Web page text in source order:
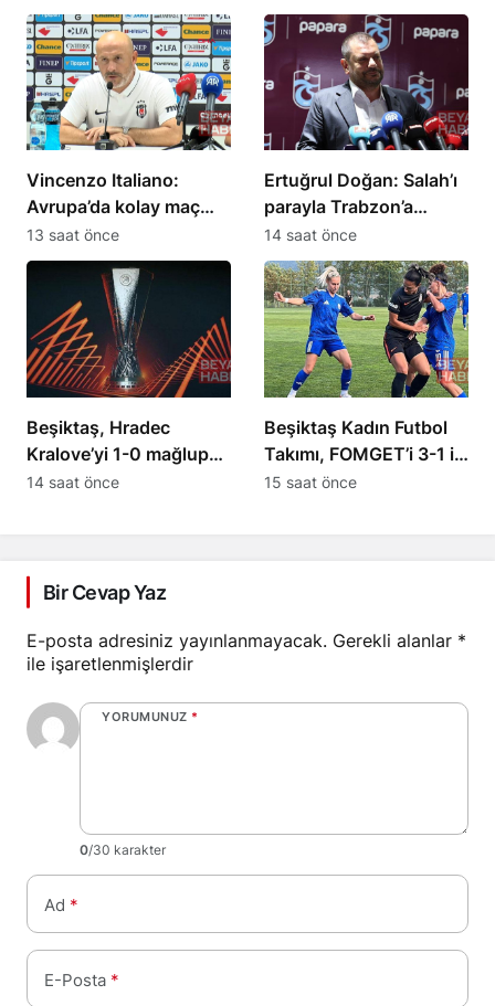
geleni yapacağım
Vincenzo Italiano:
Avrupa’da kolay maç
olmadığını gördük
13 saat önce
Ertuğrul Doğan: Salah’ı
parayla Trabzon’a
getiremezsiniz
14 saat önce
Beşiktaş, Hradec
Kralove’yi 1-0 mağlup
etti
14 saat önce
Beşiktaş Kadın Futbol
Takımı, FOMGET’i 3-1 ile
geçti
15 saat önce
Bir Cevap Yaz
E-posta adresiniz yayınlanmayacak. Gerekli alanlar *
ile işaretlenmişlerdir
YORUMUNUZ *
0/30 karakter
Ad *
E-Posta *